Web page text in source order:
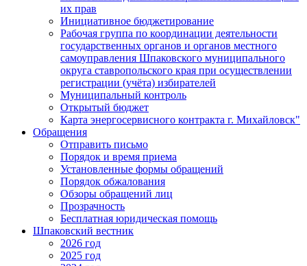
их прав
Инициативное бюджетирование
Рабочая группа по координации деятельности
государственных органов и органов местного
самоуправления Шпаковского муниципального
округа ставропольского края при осуществлении
регистрации (учёта) избирателей
Муниципальный контроль
Открытый бюджет
Карта энергосервисного контракта г. Михайловск"
Обращения
Отправить письмо
Порядок и время приема
Установленные формы обращений
Порядок обжалования
Обзоры обращений лиц
Прозрачность
Бесплатная юридическая помощь
Шпаковский вестник
2026 год
2025 год